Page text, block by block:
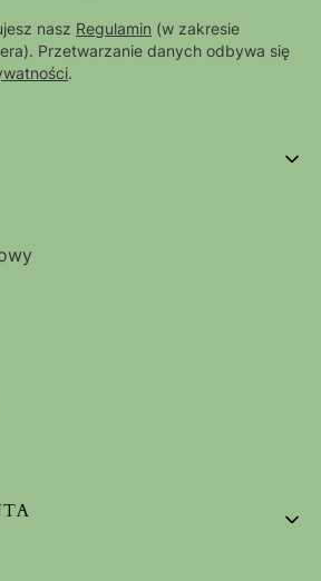
nasz Regulamin (w zakresie
Przetwarzanie danych odbywa się
.